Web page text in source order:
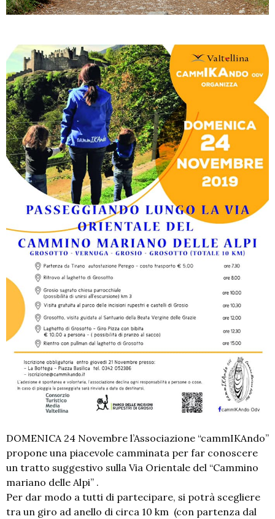
DOMENICA 24 Novembre l’Associazione “cammIKAndo”
propone una piacevole camminata per far conoscere
un tratto suggestivo sulla Via Orientale del “Cammino
mariano delle Alpi” .
Per dar modo a tutti di partecipare, si potrà scegliere
tra un giro ad anello di circa 10 km (con partenza dal